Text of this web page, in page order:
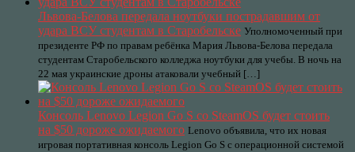
Львова-Белова передала ноутбуки пострадавшим от
удара ВСУ студентам в Старобельске Уполномоченный при
президенте РФ по правам ребёнка Мария Львова-Белова передала
студентам Старобельского колледжа ноутбуки для учебы. В ночь на
22 мая украинские дроны атаковали учебный […]
Консоль Lenovo Legion Go S со SteamOS будет стоить
на $50 дороже ожидаемого Lenovo объявила, что их новая
игровая портативная консоль Legion Go S с операционной системой